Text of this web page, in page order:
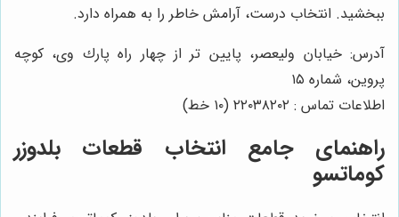
ببخشید. انتخاب درست، آرامش خاطر را به همراه دارد.
آدرس: خيابان وليعصر، پايين تر از چهار راه پارك وى، كوچه
پروين، شماره ١٥
اطلاعات تماس : ٢٢٠٣٨٢٠٢ (١٠ خط)
راهنمای جامع انتخاب قطعات بلدوزر
کوماتسو